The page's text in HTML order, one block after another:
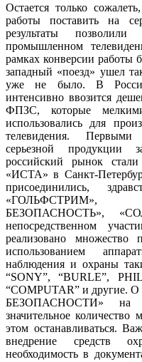
Остается только
работы поставить на
результаты
промышленном
рамках конверсии работы
западный «поезд» ушел
уже не было. В
интенсивно ввозится
ФПЗС, которые мелкими
использовались для
телевидения.
серьезной продукции
российский рынок
«ИСТА» в Санкт-
присоединились,
«ГОЛЬФСТРИМ»,
БЕЗОПАСНОСТЬ»,
непосредственном
реализовано множество
использованием
наблюдения и охраны
“SONY”, “BURLE”,
“COMPUTAR” и другие.
БЕЗОПАСНОСТИ» на
значительное количество
этом останавливаться.
внедрение средств
необходимость в